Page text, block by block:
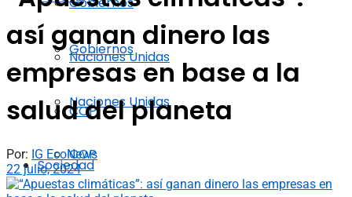
Naciones Unidas
COP
Sociedad
Gobiernos
Naciones Unidas
COP
así ganan dinero las
empresas en base a la
salud del planeta
Por: IG EcoNews
22 julio, 2024